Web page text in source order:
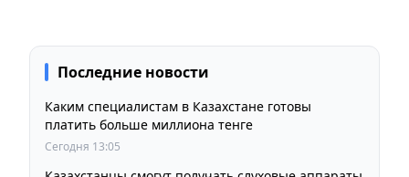
Последние новости
Каким специалистам в Казахстане готовы
платить больше миллиона тенге
Сегодня 13:05